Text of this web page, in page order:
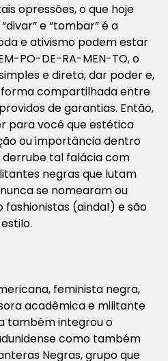
opressões, o que hoje
e “tombar” é a
e ativismo podem estar
PO-DE-RA-MEN-TO, o
e direta, dar poder e,
compartilhada entre
de garantias. Então,
para você que estética
ou importância dentro
tal falácia com
negras que lutam
se nomearam ou
(ainda!) e são
feminista negra,
acadêmica e militante
também integrou o
como também
Negras, grupo que